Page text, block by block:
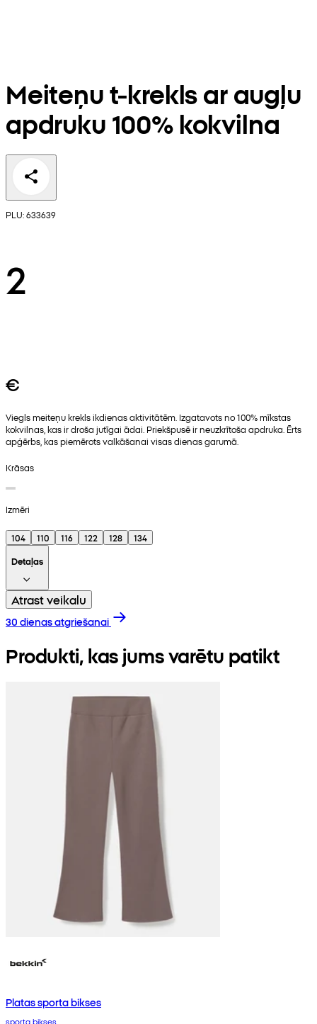
Meiteņu t-krekls ar augļu
apdruku 100% kokvilna
PLU: 633639
2
€
Viegls meiteņu krekls ikdienas aktivitātēm. Izgatavots no 100% mīkstas
kokvilnas, kas ir droša jutīgai ādai. Priekšpusē ir neuzkrītoša apdruka. Ērts
apģērbs, kas piemērots valkāšanai visas dienas garumā.
Krāsas
Izmēri
104 110 116 122 128
134
Detaļas
Atrast veikalu
30 dienas atgriešanai
Produkti, kas jums varētu patikt
Platas sporta bikses
sporta bikses